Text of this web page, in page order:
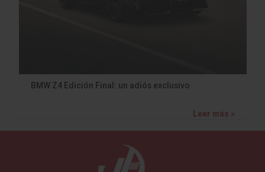
BMW Z4 Edición Final: un adiós exclusivo
Leer más »